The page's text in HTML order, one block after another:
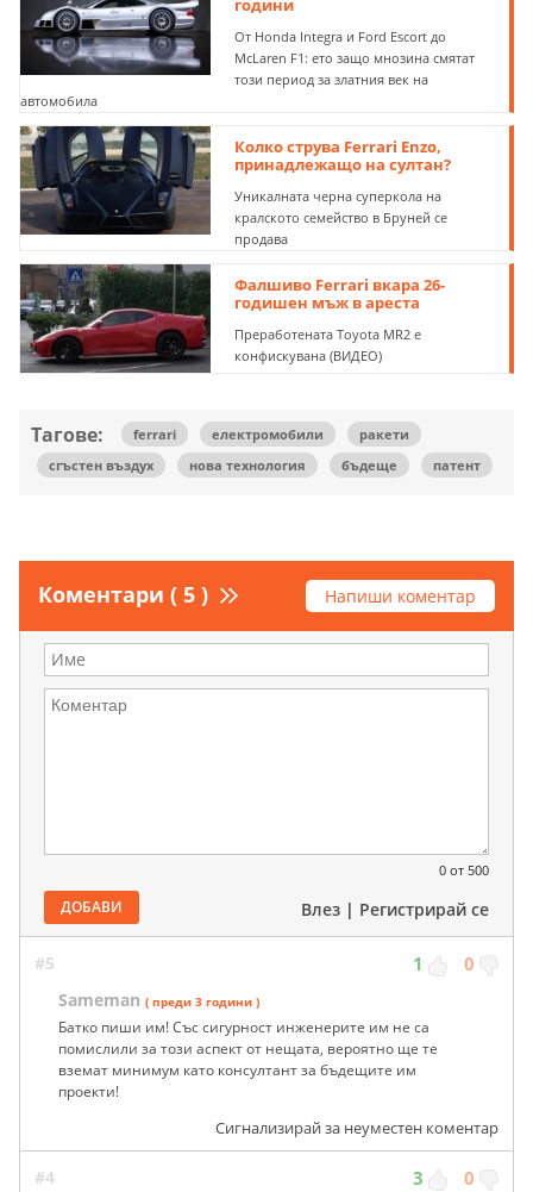
години
От Honda Integra и Ford Escort до
McLaren F1: ето защо мнозина смятат
този период за златния век на
автомобила
Колко струва Ferrari Enzo,
принадлежащо на султан?
Уникалната черна суперкола на
кралското семейство в Бруней се
продава
Фалшиво Ferrari вкара 26-
годишен мъж в ареста
Преработената Toyota MR2 е
конфискувана (ВИДЕО)
Тагове: ferrari електромобили
ракети
сгъстен въздух
нова технология бъдеще патент
Коментари ( 5 ) Напиши коментар
0 от 500
ДОБАВИ Влез | Регистрирай се
#5 1 0
Sameman ( преди 3 години )
Батко пиши им! Със сигурност инженерите им не са
помислили за този аспект от нещата, вероятно ще те
вземат минимум като консултант за бъдещите им
проекти!
Сигнализирай за неуместен коментар
#4 3 0